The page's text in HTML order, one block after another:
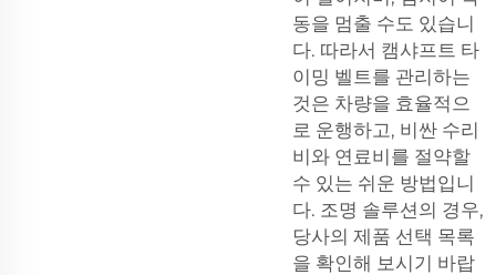
동을 멈출 수도 있습니
다. 따라서 캠샤프트 타
이밍 벨트를 관리하는
것은 차량을 효율적으
로 운행하고, 비싼 수리
비와 연료비를 절약할
수 있는 쉬운 방법입니
다. 조명 솔루션의 경우,
당사의 제품 선택 목록
을 확인해 보시기 바랍